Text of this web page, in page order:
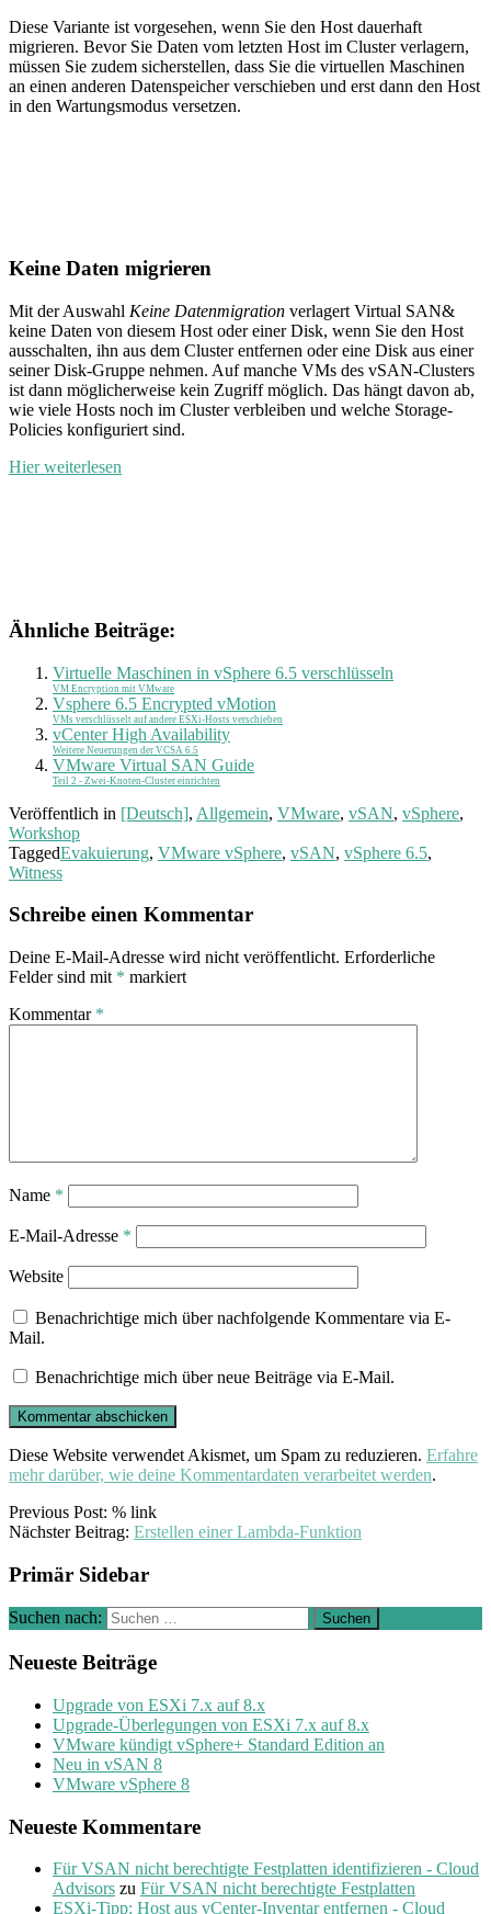
Diese Variante ist vorgesehen, wenn Sie den Host dauerhaft
migrieren. Bevor Sie Daten vom letzten Host im Cluster verlagern,
müssen Sie zudem sicherstellen, dass Sie die virtuellen Maschinen
an einen anderen Datenspeicher verschieben und erst dann den Host
in den Wartungs­modus versetzen.
Keine Daten migrieren
Mit der Auswahl Keine Datenmigration verlagert Virtual SAN&
keine Daten von diesem Host oder einer Disk, wenn Sie den Host
ausschalten, ihn aus dem Cluster entfernen oder eine Disk aus einer
seiner Disk-Gruppe nehmen. Auf manche VMs des vSAN-Clusters
ist dann möglicherweise kein Zugriff möglich. Das hängt davon ab,
wie viele Hosts noch im Cluster verbleiben und welche Storage-
Policies konfiguriert sind.
Hier weiterlesen
Ähnliche Beiträge:
Virtuelle Maschinen in vSphere 6.5 verschlüsseln
VM Encryption mit VMware
Vsphere 6.5 Encrypted vMotion
VMs verschlüsselt auf andere ESXi-Hosts verschieben
vCenter High Availability
Weitere Neuerungen der VCSA 6.5
VMware Virtual SAN Guide
Teil 2 - Zwei-Knoten-Cluster einrichten
Veröffentlich in [Deutsch], Allgemein, VMware, vSAN, vSphere,
Workshop
TaggedEvakuierung, VMware vSphere, vSAN, vSphere 6.5,
Witness
Schreibe einen Kommentar
Deine E-Mail-Adresse wird nicht veröffentlicht. Erforderliche
Felder sind mit * markiert
Kommentar *
Name *
E-Mail-Adresse *
Website
Benachrichtige mich über nachfolgende Kommentare via E-
Mail.
Benachrichtige mich über neue Beiträge via E-Mail.
Diese Website verwendet Akismet, um Spam zu reduzieren. Erfahre
mehr darüber, wie deine Kommentardaten verarbeitet werden.
Previous Post: % link
Nächster Beitrag: Erstellen einer Lambda-Funktion
Primär Sidebar
Suchen nach:
Neueste Beiträge
Upgrade von ESXi 7.x auf 8.x
Upgrade-Überlegungen von ESXi 7.x auf 8.x
VMware kündigt vSphere+ Standard Edition an
Neu in vSAN 8
VMware vSphere 8
Neueste Kommentare
Für VSAN nicht berechtigte Festplatten identifizieren - Cloud
Advisors zu Für VSAN nicht berechtigte Festplatten
ESXi-Tipp: Host aus vCenter-Inventar entfernen - Cloud